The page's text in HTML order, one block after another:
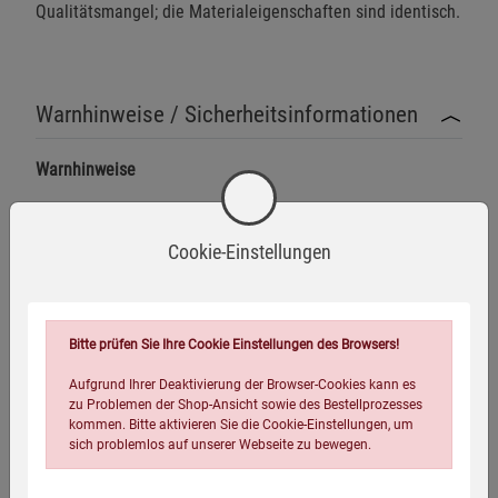
Qualitätsmangel; die Materialeigenschaften sind identisch.
Warnhinweise / Sicherheitsinformationen
Warnhinweise
Dieser Artikel ist ausschließlich zur einmaligen
Befüllung mit Trinkwasser vorgesehen. Wiederholte
Nutzung kann hygienische Risiken bergen.
Materials zu vermeiden.
Der Beutel ist nicht für den Transport von Wasser oder
anderen Flüssigkeiten geeignet.
Herstellerinformationen
Eigenschaften
EAN:
4054239003161
Cookie-Einstellungen
Bitte prüfen Sie Ihre Cookie Einstellungen des Browsers!
Aufgrund Ihrer Deaktivierung der Browser-Cookies kann es
zu Problemen der Shop-Ansicht sowie des Bestellprozesses
kommen. Bitte aktivieren Sie die Cookie-Einstellungen, um
sich problemlos auf unserer Webseite zu bewegen.